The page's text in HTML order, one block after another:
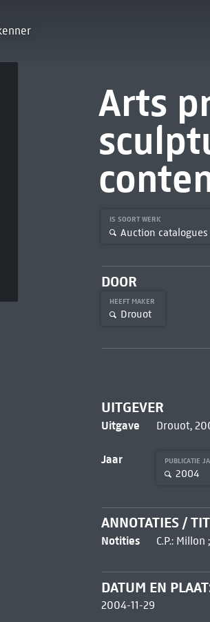
Arts
IS SOORT WERK
Auction catalogues
DOOR
HEEFT MAKER
Drouot
UITGEVER
Uitgave Drouot,
Jaar PUBLICATIE
2004
ANNOTATIES /
Notities C.P.: Millon
DATUM EN
2004-11-29